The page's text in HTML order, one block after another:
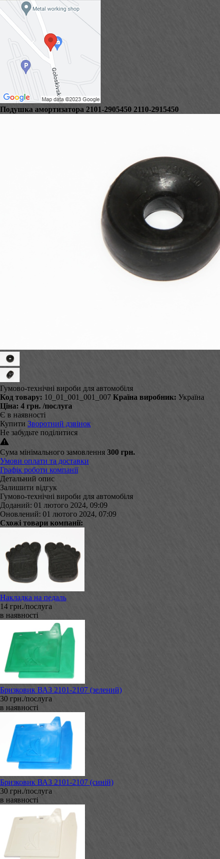
Подушка амортизатора 2101-2905450 2110-2915450
Гумово-технічні вироби для автомобіля
Код товару: 10_01_001_001_007 Країна виробник: Україна
Ціна: 4 грн. /послуга
Є в наявності
Купити Зворотний дзвінок
Не забудьте поділитися
Сума мінімального замовлення 300 грн.
Умови оплати та доставки
Графік роботи компанії
Детальний опис
Залишити відгук
Гумово-технічні вироби для автомобіля
Доданий: 01 лютого 2024, 09:09
Оновлений: 01 лютого 2024, 07:09
Схожі товари компанії:
Накладка на педаль
14 грн./послуга
в наявності
Бризковик ВАЗ 2101-2107 (зелений)
30 грн./послуга
в наявності
Бризковик ВАЗ 2101-2107 (синій)
30 грн./послуга
в наявності